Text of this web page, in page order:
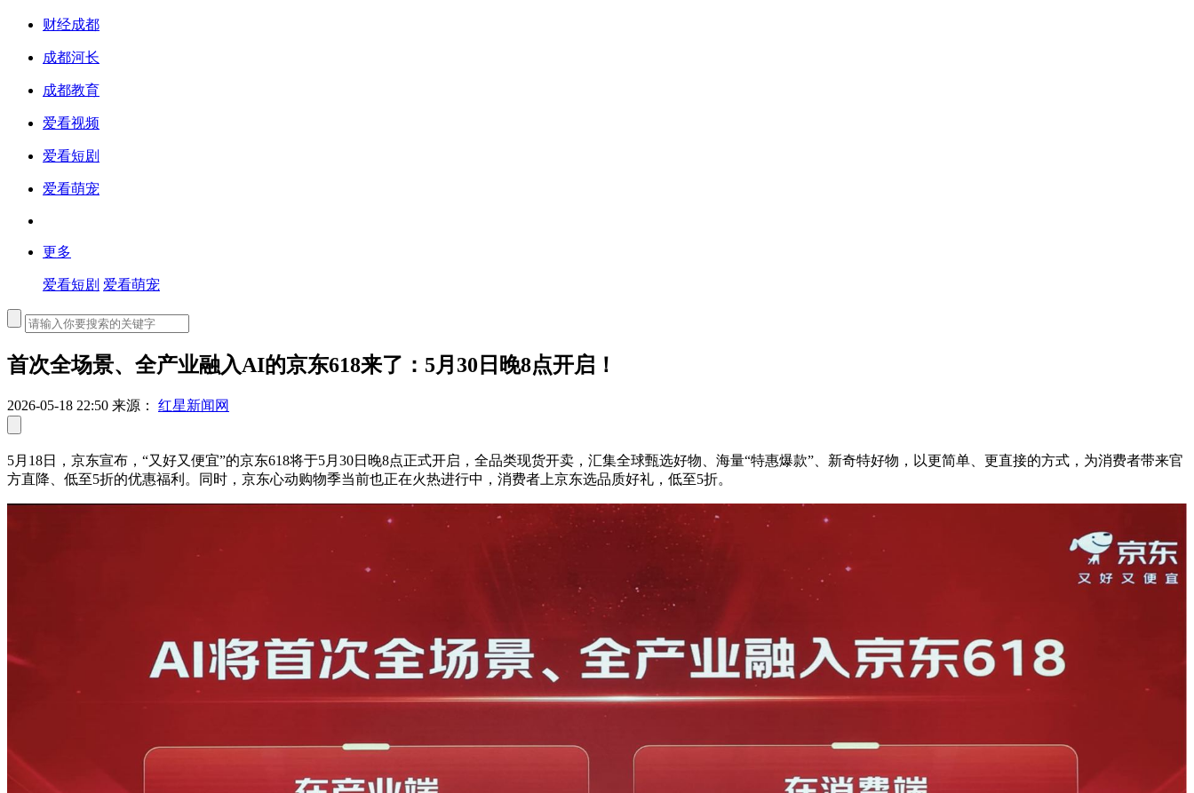
财经成都
成都河长
成都教育
爱看视频
爱看短剧
爱看萌宠
更多
爱看短剧 爱看萌宠
首次全场景、全产业融入AI的京东618来了：5月30日晚8点开启！
2026-05-18 22:50 来源： 红星新闻网
5月18日，京东宣布，“又好又便宜”的京东618将于5月30日晚8点正式开启，全品类现货开卖，汇集全球甄选好物、海量“特惠爆款”、新奇特好物，以更简单、更直接的方式，为消费者带来官
方直降、低至5折的优惠福利。同时，京东心动购物季当前也正在火热进行中，消费者上京东选品质好礼，低至5折。